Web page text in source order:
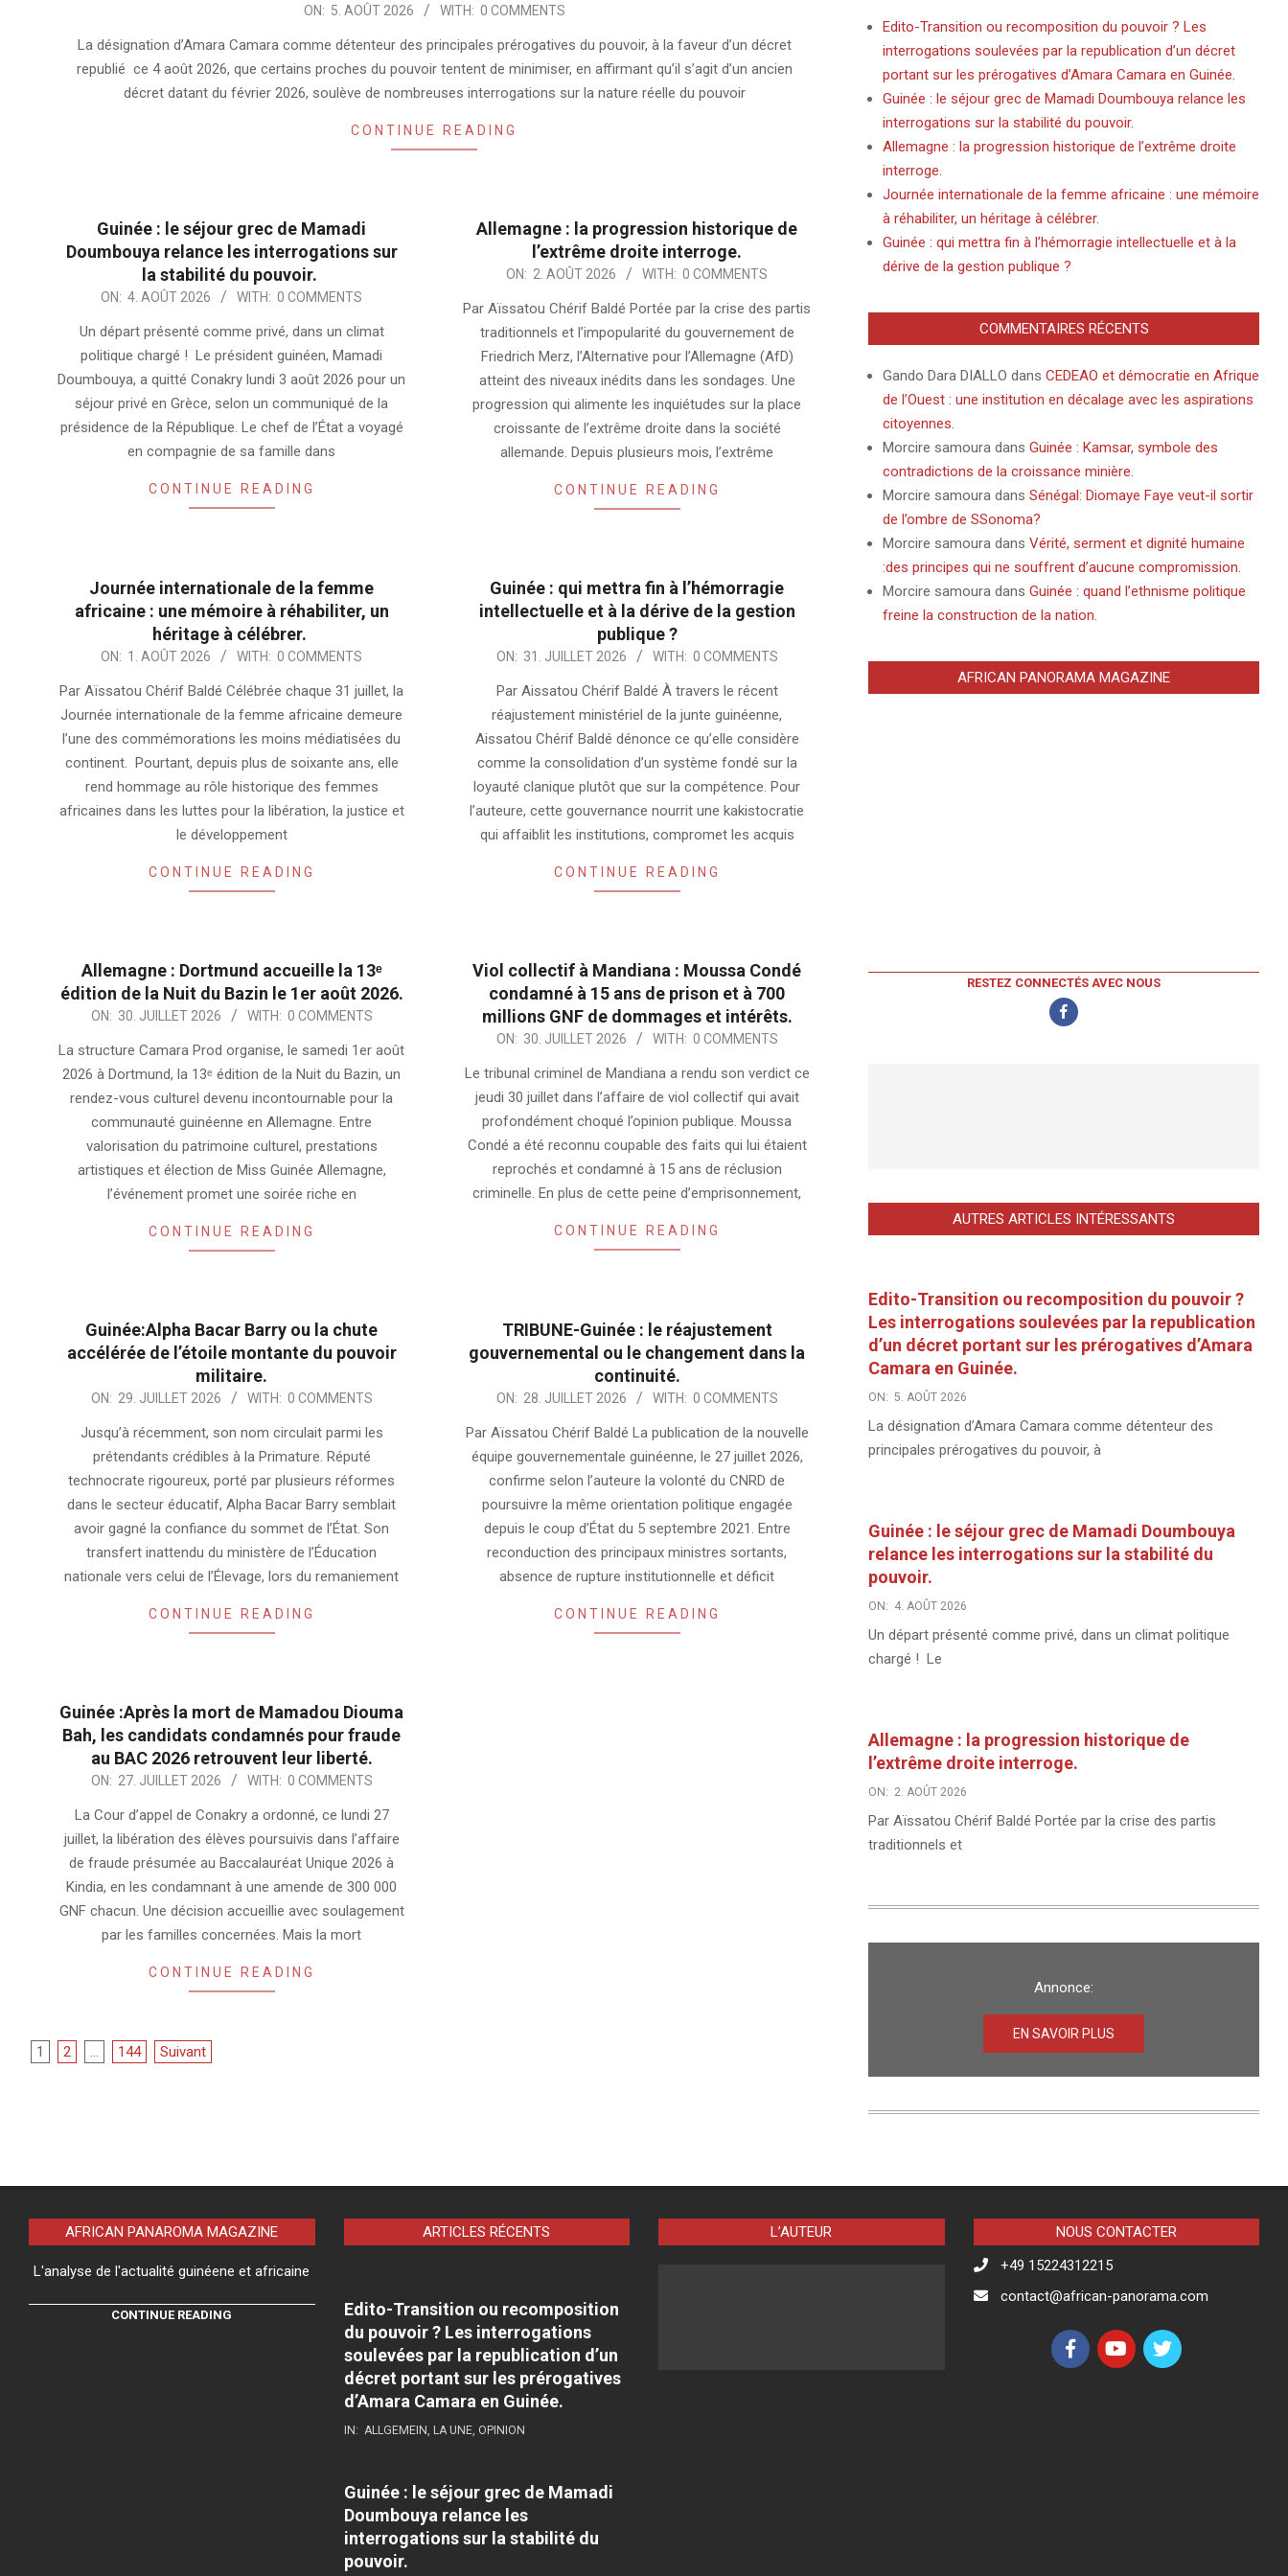
ON: 5. AOÛT 2026 WITH: 0 COMMENTS
La désignation d’Amara Camara comme détenteur des principales prérogatives du pouvoir, à la faveur d’un décret
republié ce 4 août 2026, que certains proches du pouvoir tentent de minimiser, en affirmant qu’il s’agit d’un ancien
décret datant du février 2026, soulève de nombreuses interrogations sur la nature réelle du pouvoir
CONTINUE READING
Guinée : le séjour grec de Mamadi
Doumbouya relance les interrogations sur
la stabilité du pouvoir.
ON: 4. AOÛT 2026 WITH: 0 COMMENTS
Un départ présenté comme privé, dans un climat
politique chargé ! Le président guinéen, Mamadi
Doumbouya, a quitté Conakry lundi 3 août 2026 pour un
séjour privé en Grèce, selon un communiqué de la
présidence de la République. Le chef de l’État a voyagé
en compagnie de sa famille dans
CONTINUE READING
Allemagne : la progression historique de
l’extrême droite interroge.
ON: 2. AOÛT 2026 WITH: 0 COMMENTS
Par Aïssatou Chérif Baldé Portée par la crise des partis
traditionnels et l’impopularité du gouvernement de
Friedrich Merz, l’Alternative pour l’Allemagne (AfD)
atteint des niveaux inédits dans les sondages. Une
progression qui alimente les inquiétudes sur la place
croissante de l’extrême droite dans la société
allemande. Depuis plusieurs mois, l’extrême
CONTINUE READING
Journée internationale de la femme
africaine : une mémoire à réhabiliter, un
héritage à célébrer.
ON: 1. AOÛT 2026 WITH: 0 COMMENTS
Par Aïssatou Chérif Baldé Célébrée chaque 31 juillet, la
Journée internationale de la femme africaine demeure
l’une des commémorations les moins médiatisées du
continent. Pourtant, depuis plus de soixante ans, elle
rend hommage au rôle historique des femmes
africaines dans les luttes pour la libération, la justice et
le développement
CONTINUE READING
Guinée : qui mettra fin à l’hémorragie
intellectuelle et à la dérive de la gestion
publique ?
2026-ON: 31. JUILLET 2026 WITH: 0 COMMENTS
Par Aissatou Chérif Baldé À travers le récent
réajustement ministériel de la junte guinéenne,
Aissatou Chérif Baldé dénonce ce qu’elle considère
comme la consolidation d’un système fondé sur la
loyauté clanique plutôt que sur la compétence. Pour
l’auteure, cette gouvernance nourrit une kakistocratie
qui affaiblit les institutions, compromet les acquis
CONTINUE READING
Allemagne : Dortmund accueille la 13ᵉ
édition de la Nuit du Bazin le 1er août 2026.
2026-ON: 30. JUILLET 2026 WITH: 0 COMMENTS
La structure Camara Prod organise, le samedi 1er août
2026 à Dortmund, la 13ᵉ édition de la Nuit du Bazin, un
rendez-vous culturel devenu incontournable pour la
communauté guinéenne en Allemagne. Entre
valorisation du patrimoine culturel, prestations
artistiques et élection de Miss Guinée Allemagne,
l’événement promet une soirée riche en
CONTINUE READING
Viol collectif à Mandiana : Moussa Condé
condamné à 15 ans de prison et à 700
millions GNF de dommages et intérêts.
2026-ON: 30. JUILLET 2026 WITH: 0 COMMENTS
Le tribunal criminel de Mandiana a rendu son verdict ce
jeudi 30 juillet dans l’affaire de viol collectif qui avait
profondément choqué l’opinion publique. Moussa
Condé a été reconnu coupable des faits qui lui étaient
reprochés et condamné à 15 ans de réclusion
criminelle. En plus de cette peine d’emprisonnement,
CONTINUE READING
Guinée:Alpha Bacar Barry ou la chute
accélérée de l’étoile montante du pouvoir
militaire.
2026-ON: 29. JUILLET 2026 WITH: 0 COMMENTS
Jusqu’à récemment, son nom circulait parmi les
prétendants crédibles à la Primature. Réputé
technocrate rigoureux, porté par plusieurs réformes
dans le secteur éducatif, Alpha Bacar Barry semblait
avoir gagné la confiance du sommet de l’État. Son
transfert inattendu du ministère de l’Éducation
nationale vers celui de l’Élevage, lors du remaniement
CONTINUE READING
TRIBUNE-Guinée : le réajustement
gouvernemental ou le changement dans la
continuité.
2026-ON: 28. JUILLET 2026 WITH: 0 COMMENTS
Par Aïssatou Chérif Baldé La publication de la nouvelle
équipe gouvernementale guinéenne, le 27 juillet 2026,
confirme selon l’auteure la volonté du CNRD de
poursuivre la même orientation politique engagée
depuis le coup d’État du 5 septembre 2021. Entre
reconduction des principaux ministres sortants,
absence de rupture institutionnelle et déficit
CONTINUE READING
Guinée :Après la mort de Mamadou Diouma
Bah, les candidats condamnés pour fraude
au BAC 2026 retrouvent leur liberté.
2026-ON: 27. JUILLET 2026 WITH: 0 COMMENTS
La Cour d’appel de Conakry a ordonné, ce lundi 27
juillet, la libération des élèves poursuivis dans l’affaire
de fraude présumée au Baccalauréat Unique 2026 à
Kindia, en les condamnant à une amende de 300 000
GNF chacun. Une décision accueillie avec soulagement
par les familles concernées. Mais la mort
CONTINUE READING
Pagination
1 2 … 144 Suivant
Edito-Transition ou recomposition du pouvoir ? Les
interrogations soulevées par la republication d’un décret
portant sur les prérogatives d’Amara Camara en Guinée.
Guinée : le séjour grec de Mamadi Doumbouya relance les
interrogations sur la stabilité du pouvoir.
Allemagne : la progression historique de l’extrême droite
interroge.
Journée internationale de la femme africaine : une mémoire
à réhabiliter, un héritage à célébrer.
Guinée : qui mettra fin à l’hémorragie intellectuelle et à la
dérive de la gestion publique ?
COMMENTAIRES RÉCENTS
Gando Dara DIALLO dans CEDEAO et démocratie en Afrique
de l’Ouest : une institution en décalage avec les aspirations
citoyennes.
Morcire samoura dans Guinée : Kamsar, symbole des
contradictions de la croissance minière.
Morcire samoura dans Sénégal: Diomaye Faye veut-il sortir
de l’ombre de SSonoma?
Morcire samoura dans Vérité, serment et dignité humaine
:des principes qui ne souffrent d’aucune compromission.
Morcire samoura dans Guinée : quand l’ethnisme politique
freine la construction de la nation.
AFRICAN PANORAMA MAGAZINE
RESTEZ CONNECTÉS AVEC NOUS
AUTRES ARTICLES INTÉRESSANTS
Edito-Transition ou recomposition du pouvoir ?
Les interrogations soulevées par la republication
d’un décret portant sur les prérogatives d’Amara
Camara en Guinée.
ON: 5. AOÛT 2026
La désignation d’Amara Camara comme détenteur des
principales prérogatives du pouvoir, à
Guinée : le séjour grec de Mamadi Doumbouya
relance les interrogations sur la stabilité du
pouvoir.
ON: 4. AOÛT 2026
Un départ présenté comme privé, dans un climat politique
chargé ! Le
Allemagne : la progression historique de
l’extrême droite interroge.
ON: 2. AOÛT 2026
Par Aïssatou Chérif Baldé Portée par la crise des partis
traditionnels et
Annonce:
EN SAVOIR PLUS
AFRICAN PANAROMA MAGAZINE
L'analyse de l'actualité guinéene et africaine
CONTINUE READING
ARTICLES RÉCENTS
Edito-Transition ou recomposition
du pouvoir ? Les interrogations
soulevées par la republication d’un
décret portant sur les prérogatives
d’Amara Camara en Guinée.
IN: ALLGEMEIN LA UNE, OPINION
Guinée : le séjour grec de Mamadi
Doumbouya relance les
interrogations sur la stabilité du
pouvoir.
L’AUTEUR
NOUS CONTACTER
+49 15224312215
contact@african-panorama.com